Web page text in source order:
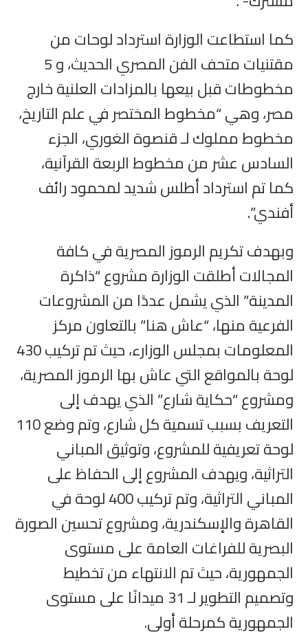
كما استطاعت الوزارة استرداد لوحات من
مقتنيات متحف الفن المصري الحديث، و 5
مخطوطات قبل بيعها بالمزادات العلنية خارج
مصر، وهي “مخطوط المختصر في علم التاريخ،
مخطوط مملوك لـ قنصوة الغوري، الجزء
السادس عشر من مخطوط الربعة القرآنية،
كما تم استرداد أطلس شديد لمحمود رائف
أفندي”.
وبهدف تكريم الرموز المصرية في كافة
المجالات أطلقت الوزارة مشروع “ذاكرة
المدينة” الذي يشمل عددًا من المشروعات
الفرعية منها، “عاش هنا” بالتعاون مركز
المعلومات بمجلس الوزارء، حيث تم تركيب 430
لوحة بالمواقع التي عاش بها الرموز المصرية،
ومشروع “حكاية شارع” الذي يهدف إلى
التعريف بسبب تسمية كل شارع، وتم وضع 110
لوحة تعريفية للمشروع، وتوثيق المباني
التراثية، ويهدف المشروع إلى الحفاظ على
المباني التراثية، وتم تركيب 400 لوحة في
القاهرة والإسكندرية، ومشروع تحسين الصورة
البصرية للفراغات العامة على مستوى
الجمهورية، حيث تم الانتهاء من تخطيط
وتصميم التطوير لـ 31 ميدانًا على مستوى
الجمهورية كمرحلة أولى.